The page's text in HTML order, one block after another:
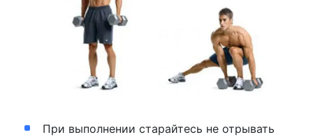
При выполнении старайтесь не отрывать